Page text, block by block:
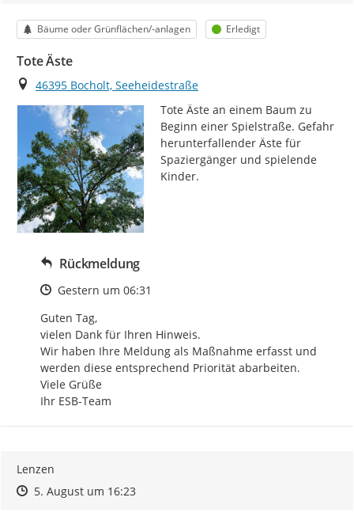
Kategorie
Bäume oder Grünflächen/-anlagen Status
Erledigt
Tote Äste
Ort
46395 Bocholt, Seeheidestraße
Tote Äste an einem Baum zu
Beginn einer Spielstraße. Gefahr
herunterfallender Äste für
Spaziergänger und spielende
Kinder.
Rückmeldung
Zeitpunkt des Erstellens
Gestern um 06:31
Guten Tag,
vielen Dank für Ihren Hinweis.
Wir haben Ihre Meldung als Maßnahme erfasst und
werden diese entsprechend Priorität abarbeiten.
Viele Grüße
Ihr ESB-Team
Lenzen
Zeitpunkt des Erstellens
Zeitpunkt des Erstellens
5. August um 16:23Zur Äußerung